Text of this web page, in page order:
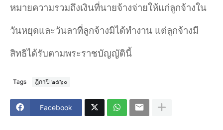
หมายความรวมถึงเงินที่นายจ้างจ่ายให้แก่ลูกจ้างใน
วันหยุดและวันลาที่ลูกจ้างมิได้ทำงาน แต่ลูกจ้างมี
สิทธิได้รับตามพระราชบัญญัตินี้
Tags ฎีกาปี ๒๕๖๐
Facebook